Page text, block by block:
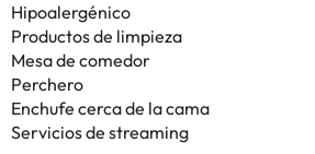
Hipoalergénico
Productos de limpieza
Mesa de comedor
Perchero
Enchufe cerca de la cama
Servicios de streaming